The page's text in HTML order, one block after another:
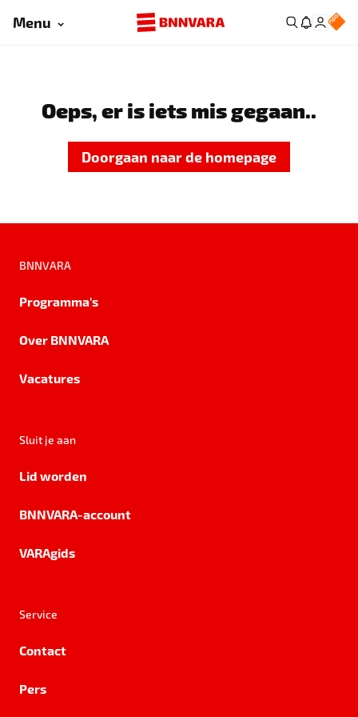
Menu
Oeps, er is iets mis gegaan..
Doorgaan naar de homepage
BNNVARA
Programma's
Over BNNVARA
Vacatures
Sluit je aan
Lid worden
BNNVARA-account
VARAgids
Service
Contact
Pers